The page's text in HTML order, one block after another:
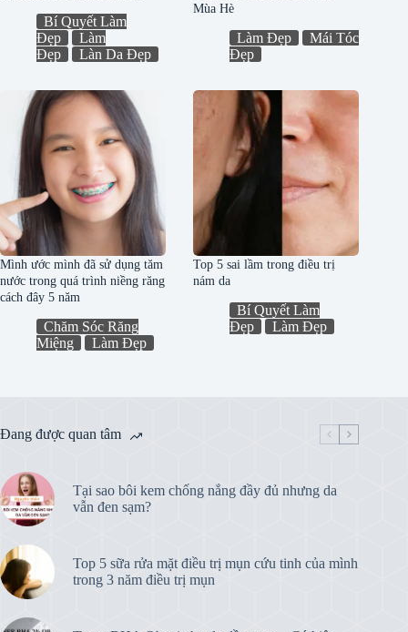
Bí Quyết Làm
Đẹp
Làm
Đẹp
Làn Da Đẹp
Mùa Hè
Làm Đẹp
Mái Tóc
Đẹp
Mình ước mình đã sử dụng tăm
nước trong quá trình niềng răng
cách đây 5 năm
Chăm Sóc Răng
Miệng
Làm Đẹp
Top 5 sai lầm trong điều trị
nám da
Bí Quyết Làm
Đẹp
Làm Đẹp
Đang được quan tâm
Tại sao bôi kem chống nắng đầy đủ nhưng da
vẫn đen sạm?
Top 5 sữa rửa mặt điều trị mụn cứu tinh của mình
trong 3 năm điều trị mụn